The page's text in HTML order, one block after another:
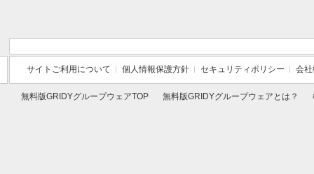
サイトご利用について 個人情報保護方針 セキュリティポリシー 会
無料版GRIDYグループウェアTOP 無料版GRIDYグループウェアとは？